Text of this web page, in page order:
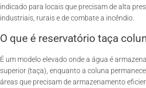
indicado para locais que precisam de alta
industriais, rurais e de combate a incêndio.
O que é reservatório taça
É um modelo elevado onde a água é
superior (taça), enquanto a coluna
áreas que precisam de armazenamento